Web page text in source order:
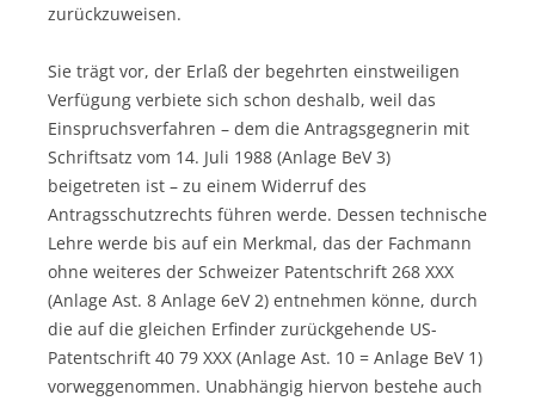
zurückzuweisen.
Sie trägt vor, der Erlaß der begehrten einstweiligen
Verfügung verbiete sich schon deshalb, weil das
Einspruchsverfahren – dem die Antragsgegnerin mit
Schriftsatz vom 14. Juli 1988 (Anlage BeV 3)
beigetreten ist – zu einem Widerruf des
Antragsschutzrechts führen werde. Dessen technische
Lehre werde bis auf ein Merkmal, das der Fachmann
ohne weiteres der Schweizer Patentschrift 268 XXX
(Anlage Ast. 8 Anlage 6eV 2) entnehmen könne, durch
die auf die gleichen Erfinder zurückgehende US-
Patentschrift 40 79 XXX (Anlage Ast. 10 = Anlage BeV 1)
vorweggenommen. Unabhängig hiervon bestehe auch